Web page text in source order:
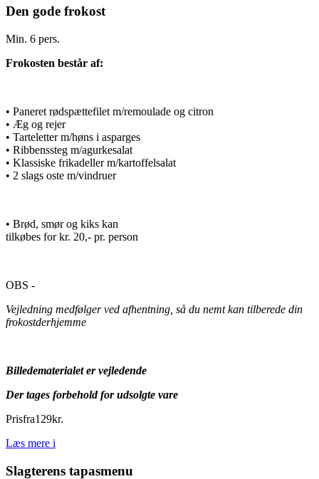
Den gode frokost
Min. 6 pers.
Frokosten består af:
• Paneret rødspættefilet m/remoulade og citron
• Æg og rejer
• Tarteletter m/høns i asparges
• Ribbenssteg m/agurkesalat
• Klassiske frikadeller m/kartoffelsalat
• 2 slags oste m/vindruer
• Brød, smør og kiks kan
tilkøbes for kr. 20,- pr. person
OBS -
Vejledning medfølger ved afhentning, så du nemt kan tilberede din
frokostderhjemme
Billedematerialet er vejledende
Der tages forbehold for udsolgte vare
Prisfra129kr.
Læs mere i
Slagterens tapasmenu